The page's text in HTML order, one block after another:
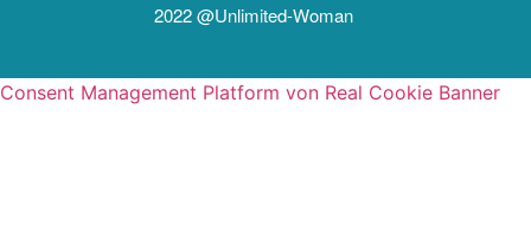
2022 @unlimited-Woman
Consent Management Platform von Real Cookie Banner